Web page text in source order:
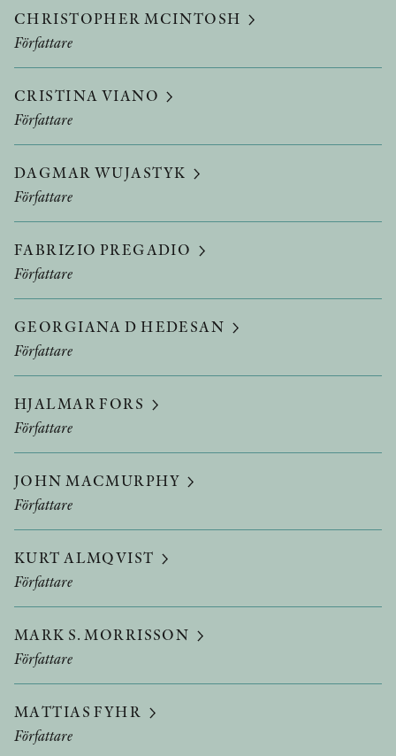
CHRISTOPHER MCINTOSH
Författare
CRISTINA VIANO
Författare
DAGMAR WUJASTYK
Författare
FABRIZIO PREGADIO
Författare
GEORGIANA D HEDESAN
Författare
HJALMAR FORS
Författare
JOHN MACMURPHY
Författare
KURT ALMQVIST
Författare
MARK S. MORRISSON
Författare
MATTIAS FYHR
Författare